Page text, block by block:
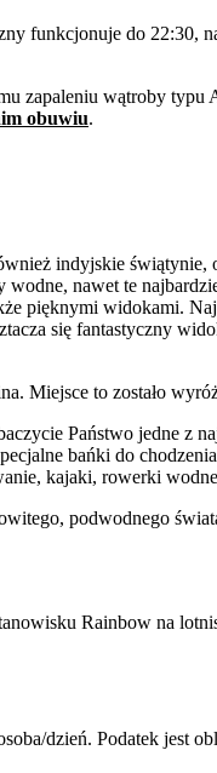
funkcjonuje do 22:30,
zapaleniu wątroby
obuwiu.
indyjskie
nawet te
pięknymi widokami.
się fantastyczny
Miejsce to zostało
Państwo jedne z
bańki do
kajaki, rowerki
podwodnego
Rainbow na
dzień. Podatek jest